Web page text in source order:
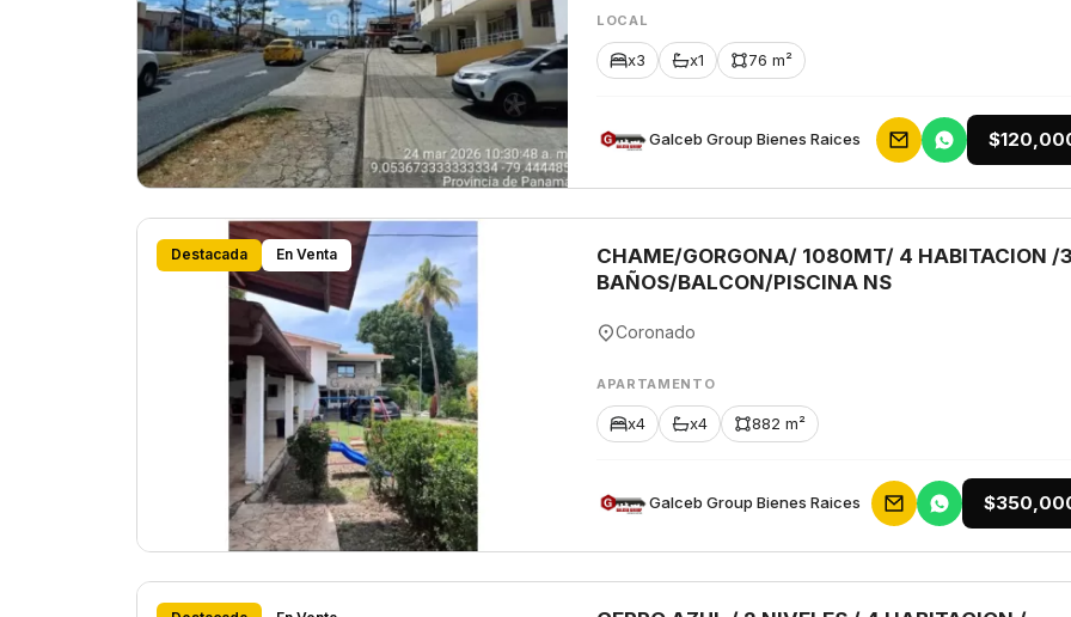
LOCAL
x3 x1 76 m²
Galceb Group Bienes Raices
Destacada En Venta
CHAME/GORGONA/ 1080MT/ 4 HABITACION /
BAÑOS/BALCON/PISCINA NS
Coronado
APARTAMENTO
x4 x4 882 m²
Galceb Group Bienes Raices